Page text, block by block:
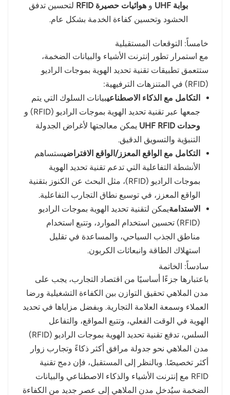
بوابة UHF
وهوائيات حصيرة RFID
لتحسين تدفق
الحشود وتحسين كفاءة الخدمة بشكل عام.
خامساً: التوقعات المستقبلية
مع استمرار تطور إنترنت الأشياء والبيانات الضخمة،
ستتعمق تطبيقات تقنية تحديد الهوية بموجات الراديو
(RFID) في المتنزهات الترفيهية:
التكامل مع الذكاء الاصطناعيبيانات السلوك التي يتم
جمعها عبر تقنية تحديد الهوية بموجات الراديو (RFID) و
وحدات UHF RFID
يمكن معالجتها لأغراض الجدولة
التنبؤية والتسويق الدقيق.
التكامل مع الواقع المعزز/الواقع الافتراضيستساهم
الأنشطة التفاعلية التي تدعم تقنية تحديد الهوية
بموجات الراديو (RFID)، مثل البحث عن الكنوز بتقنية
الواقع المعزز، في توسيع نطاق التجارب التفاعلية.
الاستدامةيمكن لتقنية تحديد الهوية بموجات الراديو
(RFID) تحسين استخدام الموارد، وتتبع استخدام
مناطق الجذب السياحي، والمساعدة في تقليل
استهلاك الطاقة وانبعاثات الكربون.
سادساً: الخاتمة
باعتبارها جزءًا أساسيًا من اقتصاد التجارب، يجب على
مدن الملاهي تحقيق التوازن بين الكفاءة التشغيلية ورضا
العملاء وسمعة العلامة التجارية. وبفضل مزاياها في تحديد
الهوية في الوقت الفعلي، وتتبع المواقع، والتفاعل
السلس، تدفع تقنية تحديد الهوية بموجات الراديو (RFID)
مدن الملاهي نحو جدولة مرافق أكثر ذكاءً وتجارب زوار
أكثر تخصيصًا. وبالنظر إلى المستقبل، فإن دمج تقنية
RFID مع إنترنت الأشياء والذكاء الاصطناعي والبيانات
الضخمة سيُدخل مدن الملاهي إلى عصر جديد من الكفاءة